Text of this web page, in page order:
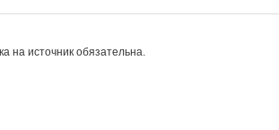
на источник обязательна.